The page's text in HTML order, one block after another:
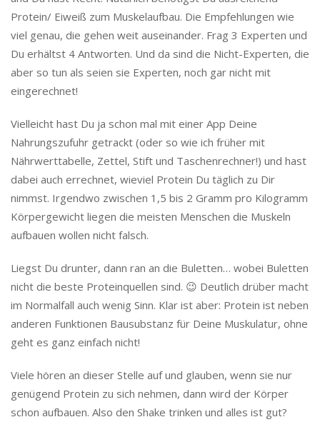
Protein/ Eiweiß zum Muskelaufbau. Die Empfehlungen wie
viel genau, die gehen weit auseinander. Frag 3 Experten und
Du erhältst 4 Antworten. Und da sind die Nicht-Experten, die
aber so tun als seien sie Experten, noch gar nicht mit
eingerechnet!
Vielleicht hast Du ja schon mal mit einer App Deine
Nahrungszufuhr getrackt (oder so wie ich früher mit
Nährwerttabelle, Zettel, Stift und Taschenrechner!) und hast
dabei auch errechnet, wieviel Protein Du täglich zu Dir
nimmst. Irgendwo zwischen 1,5 bis 2 Gramm pro Kilogramm
Körpergewicht liegen die meisten Menschen die Muskeln
aufbauen wollen nicht falsch.
Liegst Du drunter, dann ran an die Buletten… wobei Buletten
nicht die beste Proteinquellen sind. 😉 Deutlich drüber macht
im Normalfall auch wenig Sinn. Klar ist aber: Protein ist neben
anderen Funktionen Bausubstanz für Deine Muskulatur, ohne
geht es ganz einfach nicht!
Viele hören an dieser Stelle auf und glauben, wenn sie nur
genügend Protein zu sich nehmen, dann wird der Körper
schon aufbauen. Also den Shake trinken und alles ist gut?